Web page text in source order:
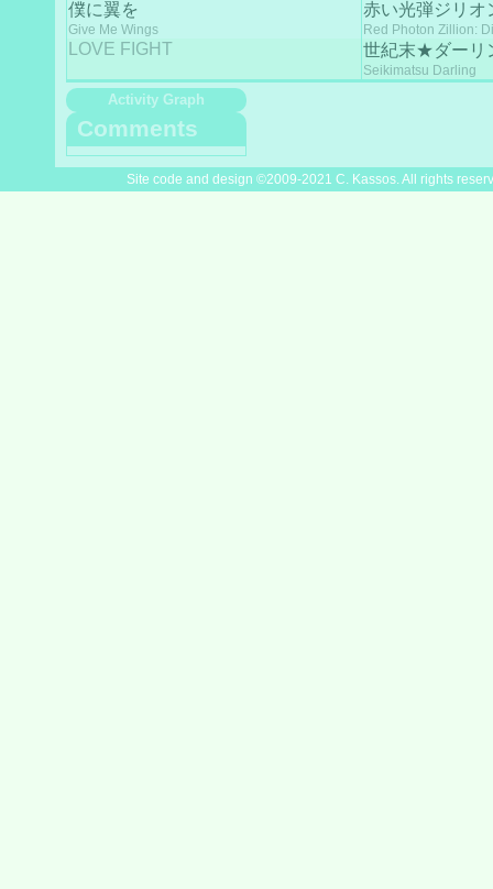
僕に翼を
Give Me Wings
赤い光弾ジリオ
Red Photon Zillion:
LOVE FIGHT 世紀末★ダーリ
Seikimatsu Darling
Activity Graph
Comments
Site code and design ©2009-2021 C. Kassos. All rights